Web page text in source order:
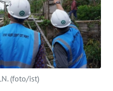
(foto/ist)